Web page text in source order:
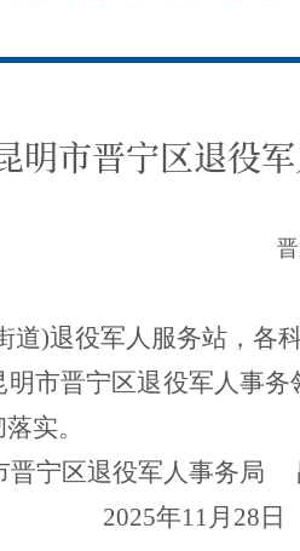
明市晋宁区退役
道)退役军人服务站，各
明市晋宁区退役军人事
实。
宁区退役军人事务局
2025年11 月 28 日